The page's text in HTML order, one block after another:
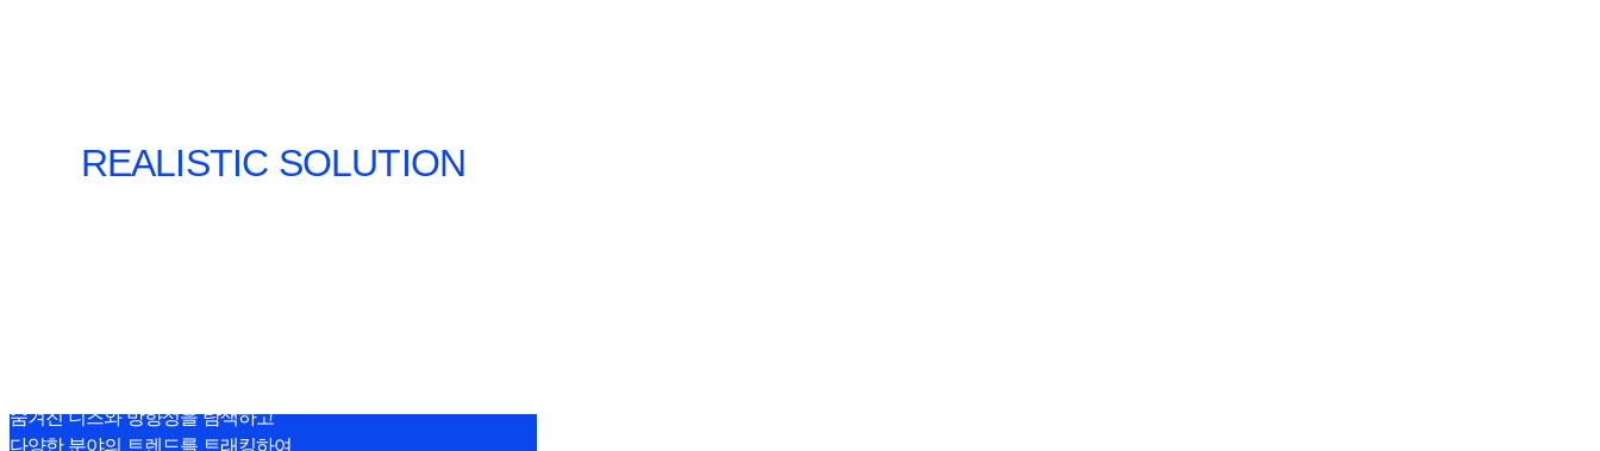
REALISTIC SOLUTION
숨겨진 니즈와 방향성을 탐색하고
다양한 분야의 트렌드를 트래킹하여